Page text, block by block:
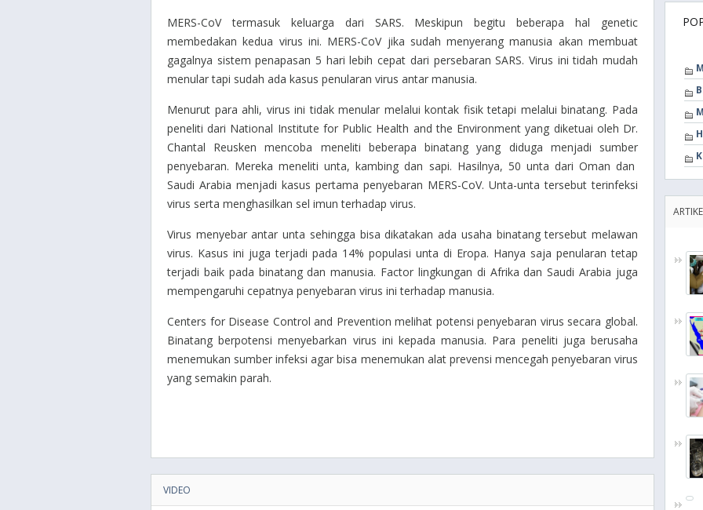
MERS-CoV termasuk keluarga dari SARS. Meskipun begitu beberapa hal genetic
membedakan kedua virus ini. MERS-CoV jika sudah menyerang manusia akan membuat
gagalnya sistem penapasan 5 hari lebih cepat dari persebaran SARS. Virus ini tidah mudah
menular tapi sudah ada kasus penularan virus antar manusia.
Menurut para ahli, virus ini tidak menular melalui kontak fisik tetapi melalui binatang. Pada
peneliti dari National Institute for Public Health and the Environment yang diketuai oleh Dr.
Chantal Reusken mencoba meneliti beberapa binatang yang diduga menjadi sumber
penyebaran. Mereka meneliti unta, kambing dan sapi. Hasilnya, 50 unta dari Oman dan
Saudi Arabia menjadi kasus pertama penyebaran MERS-CoV. Unta-unta tersebut terinfeksi
virus serta menghasilkan sel imun terhadap virus.
Virus menyebar antar unta sehingga bisa dikatakan ada usaha binatang tersebut melawan
virus. Kasus ini juga terjadi pada 14% populasi unta di Eropa. Hanya saja penularan tetap
terjadi baik pada binatang dan manusia. Factor lingkungan di Afrika dan Saudi Arabia juga
mempengaruhi cepatnya penyebaran virus ini terhadap manusia.
Centers for Disease Control and Prevention melihat potensi penyebaran virus secara global.
Binatang berpotensi menyebarkan virus ini kepada manusia. Para peneliti juga berusaha
menemukan sumber infeksi agar bisa menemukan alat prevensi mencegah penyebaran virus
yang semakin parah.
VIDEO